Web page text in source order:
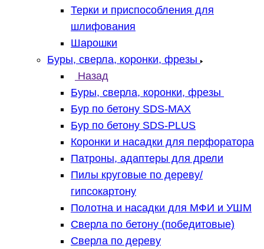
Терки и приспособления для
шлифования
Шарошки
Буры, сверла, коронки, фрезы
Назад
Буры, сверла, коронки, фрезы
Бур по бетону SDS-MAX
Бур по бетону SDS-PLUS
Коронки и насадки для перфоратора
Патроны, адаптеры для дрели
Пилы круговые по дереву/
гипсокартону
Полотна и насадки для МФИ и УШМ
Сверла по бетону (победитовые)
Сверла по дереву